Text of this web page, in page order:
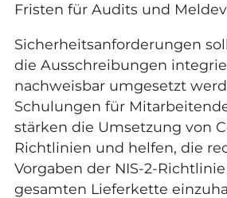
Fristen für Audits und
Sicherheitsanforderungen
die Ausschreibungen
nachweisbar umgesetzt
Schulungen für
stärken die Umsetzung von
Richtlinien und helfen, die
Vorgaben der NIS-2-
gesamten Lieferkette